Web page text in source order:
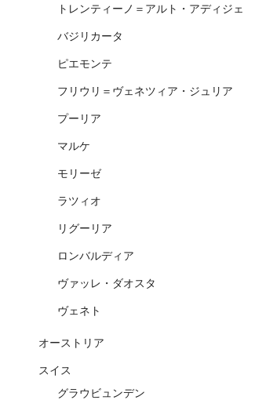
トレンティーノ＝アルト・アディジェ
バジリカータ
ピエモンテ
フリウリ＝ヴェネツィア・ジュリア
プーリア
マルケ
モリーゼ
ラツィオ
リグーリア
ロンバルディア
ヴァッレ・ダオスタ
ヴェネト
オーストリア
スイス
グラウビュンデン